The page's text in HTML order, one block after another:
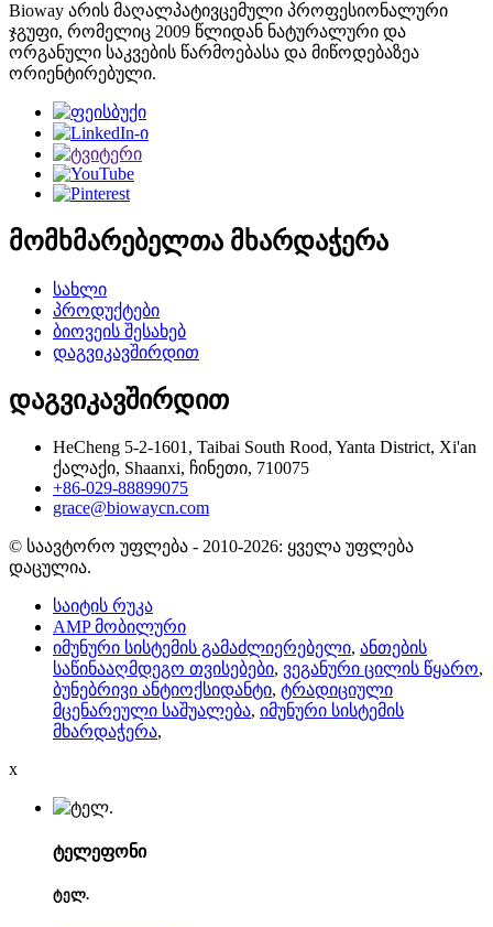
Bioway არის მაღალპატივცემული პროფესიონალური
ჯგუფი, რომელიც 2009 წლიდან ნატურალური და
ორგანული საკვების წარმოებასა და მიწოდებაზეა
ორიენტირებული.
მომხმარებელთა მხარდაჭერა
სახლი
პროდუქტები
ბიოვეის შესახებ
დაგვიკავშირდით
დაგვიკავშირდით
HeCheng 5-2-1601, Taibai South Rood, Yanta District, Xi'an
ქალაქი, Shaanxi, ჩინეთი, 710075
+86-029-88899075
grace@biowaycn.com
© საავტორო უფლება - 2010-2026: ყველა უფლება
დაცულია.
საიტის რუკა
AMP მობილური
იმუნური სისტემის გამაძლიერებელი, ანთების
საწინააღმდეგო თვისებები, ვეგანური ცილის წყარო,
ბუნებრივი ანტიოქსიდანტი, ტრადიციული
მცენარეული საშუალება, იმუნური სისტემის
მხარდაჭერა,
x
ტელეფონი
ტელ.